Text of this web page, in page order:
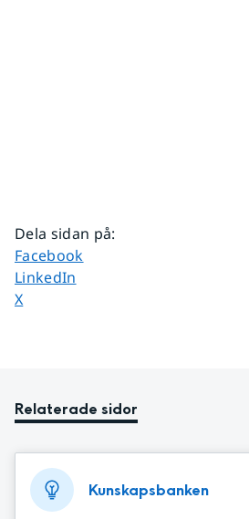
Dela sidan på:
Dela sidan på
Facebook
Dela sidan på
LinkedIn
Dela sidan på
X
Relaterade sidor
Kunskapsbanken